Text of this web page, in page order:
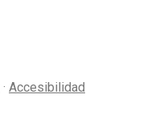
· Accesibilidad